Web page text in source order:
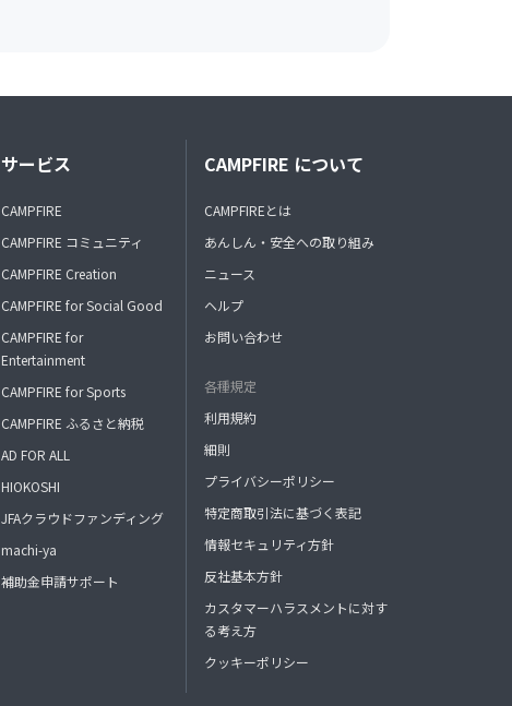
サービス
CAMPFIRE
CAMPFIRE コミュニティ
CAMPFIRE Creation
CAMPFIRE for Social Good
CAMPFIRE for
Entertainment
CAMPFIRE for Sports
CAMPFIRE ふるさと納税
AD FOR ALL
HIOKOSHI
JFAクラウドファンディング
machi-ya
補助金申請サポート
CAMPFIRE について
CAMPFIREとは
あんしん・安全への取り組み
ニュース
ヘルプ
お問い合わせ
各種規定
利用規約
細則
プライバシーポリシー
特定商取引法に基づく表記
情報セキュリティ方針
反社基本方針
カスタマーハラスメントに対す
る考え方
クッキーポリシー